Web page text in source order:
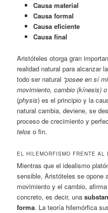
Causa material
Causa formal
Causa eficiente
Causa final
Aristóteles otorga gran
realidad natural para alcanzar
todo ser natural “posee en sí
movimiento, cambio (kínesis)
(physis) es el principio y la
natural cambia, deviene, se
proceso de crecimiento y
telos o fin.
EL HILEMORFISMO FRENTE AL
Mientras que el idealismo
sensible, Aristóteles se opone
movimiento y el cambio,
concreto, es decir, una
forma. La teoría hilemórfica